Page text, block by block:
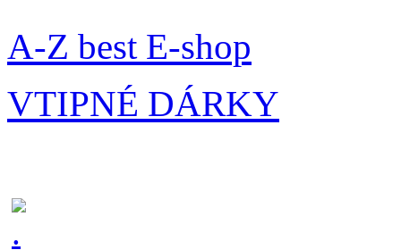
A-Z best E-shop
VTIPNÉ DÁRKY